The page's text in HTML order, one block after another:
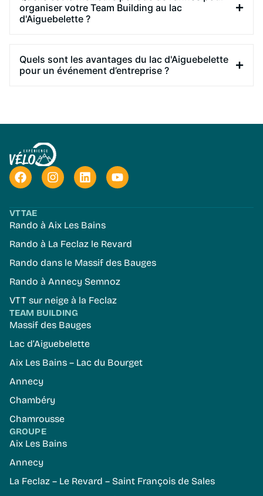
organiser votre Team Building au lac
d'Aiguebelette ?
Quels sont les avantages du lac d'Aiguebelette
pour un événement d’entreprise ?
VTTAE
Rando à Aix Les Bains
Rando à La Feclaz le Revard
Rando dans le Massif des Bauges
Rando à Annecy Semnoz
VTT sur neige à la Feclaz
TEAM BUILDING
Massif des Bauges
Lac d’Aiguebelette
Aix Les Bains – Lac du Bourget
Annecy
Chambéry
Chamrousse
GROUPE
Aix Les Bains
Annecy
La Feclaz – Le Revard – Saint François de Sales